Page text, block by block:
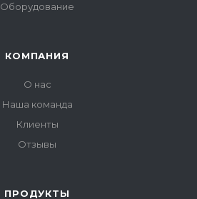
Оборудование
КОМПАНИЯ
О нас
Наша команда
Клиенты
Отзывы
ПРОДУКТЫ